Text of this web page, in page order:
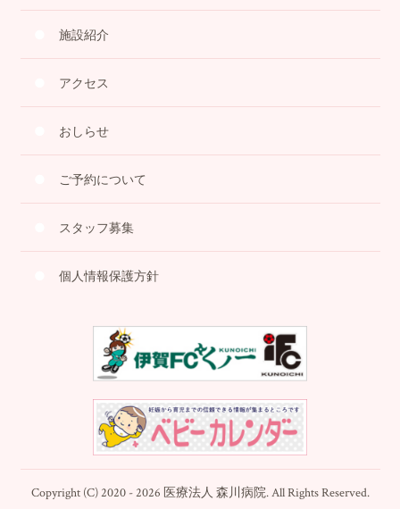
施設紹介
アクセス
おしらせ
ご予約について
スタッフ募集
個人情報保護方針
Copyright (C) 2020 - 2026 医療法人 森川病院. All Rights Reserved.